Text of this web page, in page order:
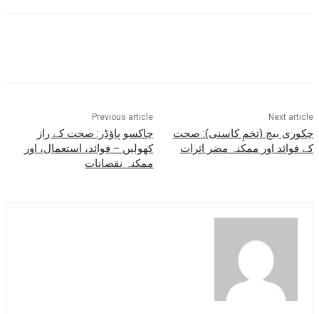
Previous article
چاکسو پاؤڈر: صحت کے راز
کھولیں – فوائد، استعمال، اور
ممکنہ نقصانات
Next article
چکوری بیج (تخمِ کاسنی): صحت
کے فوائد اور ممکنہ مضر اثرات